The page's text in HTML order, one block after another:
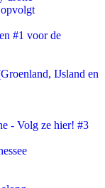
#1 voor de
IJsland en
- Volg ze hier! #3